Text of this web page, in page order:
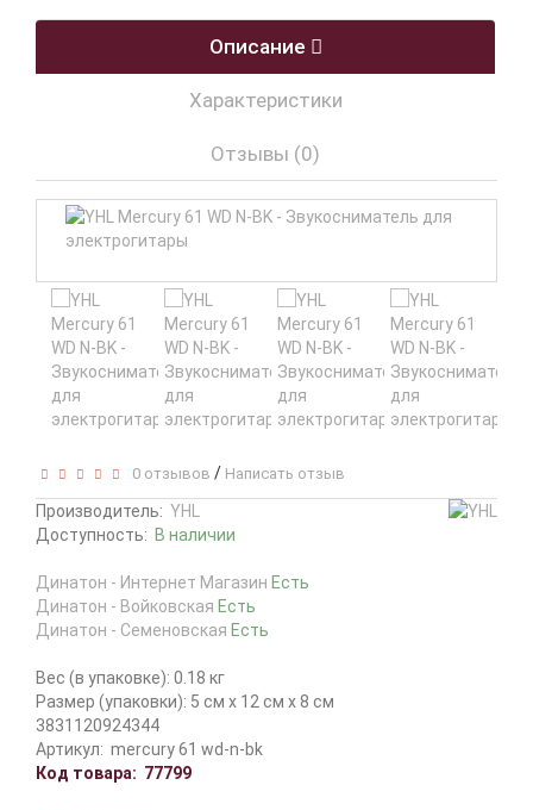
Описание
Характеристики
Отзывы (0)
0 отзывов / Написать отзыв
Производитель: YHL
Доступность: В наличии
Динатон - Интернет Магазин Есть
Динатон - Войковская Есть
Динатон - Семеновская Есть
Вес (в упаковке): 0.18 кг
Размер (упаковки): 5 см x 12 см x 8 см
3831120924344
Артикул: mercury 61 wd-n-bk
Код товара: 77799